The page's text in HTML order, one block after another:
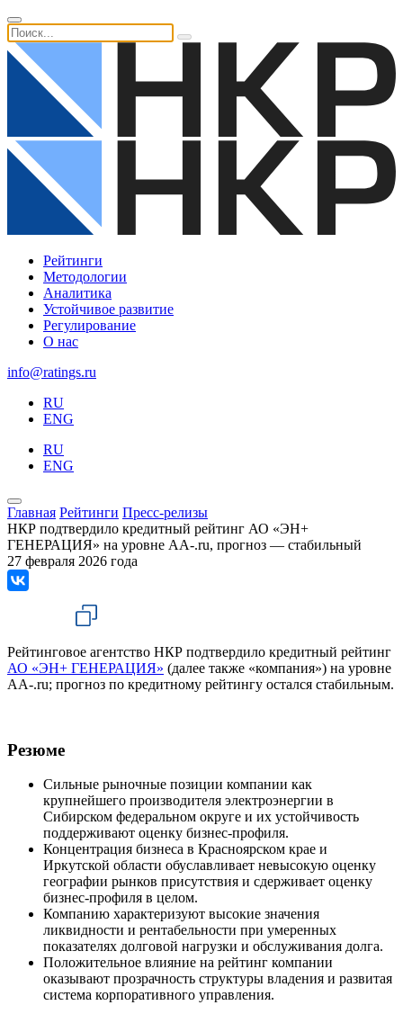
Рейтинги
Методологии
Аналитика
Устойчивое развитие
Регулирование
О нас
info@ratings.ru
RU
ENG
RU
ENG
Главная Рейтинги Пресс-релизы
НКР подтвердило кредитный рейтинг АО «ЭН+
ГЕНЕРАЦИЯ» на уровне AA-.ru, прогноз — стабильный
27 февраля 2026 года
Рейтинговое агентство НКР подтвердило кредитный рейтинг
АО «ЭН+ ГЕНЕРАЦИЯ» (далее также «компания») на уровне
AA-.ru; прогноз по кредитному рейтингу остался стабильным.
Резюме
Сильные рыночные позиции компании как
крупнейшего производителя электроэнергии в
Сибирском федеральном округе и их устойчивость
поддерживают оценку бизнес-профиля.
Концентрация бизнеса в Красноярском крае и
Иркутской области обуславливает невысокую оценку
географии рынков присутствия и сдерживает оценку
бизнес-профиля в целом.
Компанию характеризуют высокие значения
ликвидности и рентабельности при умеренных
показателях долговой нагрузки и обслуживания долга.
Положительное влияние на рейтинг компании
оказывают прозрачность структуры владения и развитая
система корпоративного управления.